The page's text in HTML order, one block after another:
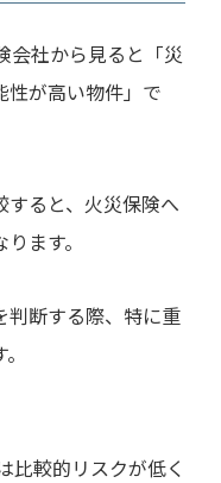
会社から見ると「災
性が高い物件」で
すると、火災保険へ
ます。
判断する際、特に重
較的リスクが低く